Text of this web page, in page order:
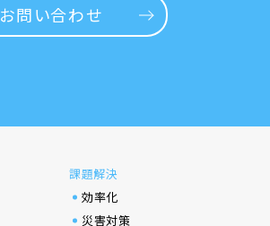
課題解決
効率化
災害対策
お問い合わせ